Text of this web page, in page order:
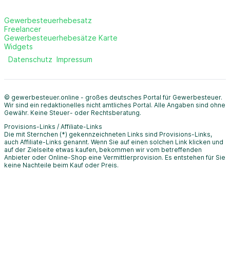
Gewerbesteuerhebesatz
Freelancer
Gewerbesteuerhebesätze Karte
Widgets
Datenschutz Impressum
© gewerbesteuer.online - großes deutsches Portal für Gewerbesteuer.
Wir sind ein redaktionelles nicht amtliches Portal. Alle Angaben sind ohne
Gewähr. Keine Steuer- oder Rechtsberatung.
Provisions-Links / Affiliate-Links
Die mit Sternchen (*) gekennzeichneten Links sind Provisions-Links,
auch Affiliate-Links genannt. Wenn Sie auf einen solchen Link klicken und
auf der Zielseite etwas kaufen, bekommen wir vom betreffenden
Anbieter oder Online-Shop eine Vermittlerprovision. Es entstehen für Sie
keine Nachteile beim Kauf oder Preis.